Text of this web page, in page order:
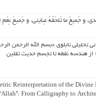
و جَمیعَ ما تَلحَقُهُ عِنایتی، و جَمیعَ نِعَمِ
تحلیلی تابلوی «بسم الله الرحمن
از هندسه نقطه تا تجسم حدیث ثقلین
Reinterpretation of the Divine
From Calligraphy to